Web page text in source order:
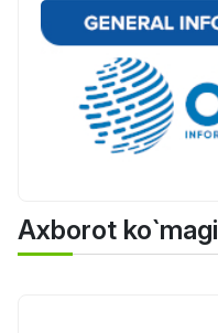
Axborot ko`magi